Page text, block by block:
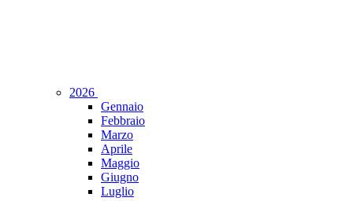
2026
Gennaio
Febbraio
Marzo
Aprile
Maggio
Giugno
Luglio